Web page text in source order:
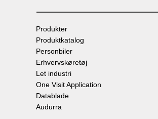
Produkter
Produktkatalog
Personbiler
Erhvervskøretøj
Let industri
One Visit Application
Datablade
Audurra